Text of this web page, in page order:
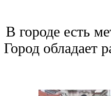
В городе есть
Город обладает